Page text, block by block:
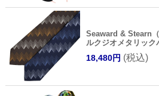
Seaward & Stearn
ルクジオメタリック
18,480円 (税込)